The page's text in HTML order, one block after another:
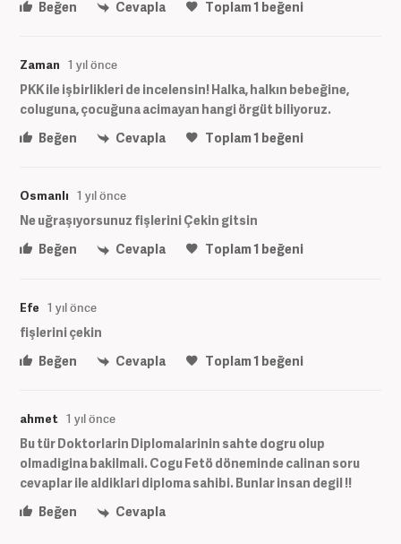
Beğen
Cevapla Toplam1 beğeni
Zaman 1 yıl önce
PKK ile işbirlikleri de incelensin! Halka, halkın bebeğine,
coluguna, çocuğuna acimayan hangi örgüt biliyoruz.
Beğen
Cevapla Toplam1 beğeni
Osmanlı 1 yıl önce
Ne uğraşıyorsunuz fişlerini Çekin gitsin
Beğen
Cevapla Toplam1 beğeni
Efe 1 yıl önce
fişlerini çekin
Beğen
Cevapla Toplam1 beğeni
ahmet 1 yıl önce
Bu tür Doktorlarin Diplomalarinin sahte dogru olup
olmadigina bakilmali. Cogu Fetö döneminde calinan soru
cevaplar ile aldiklari diploma sahibi. Bunlar insan degil !!
Beğen
Cevapla